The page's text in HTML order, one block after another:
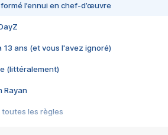
l’ennui en chef-d’œuvre
13 ans (et vous l'avez ignoré)
(littéralement)
Rayan
toutes les règles